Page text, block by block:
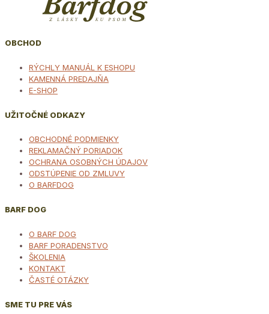
OBCHOD
RÝCHLY MANUÁL K ESHOPU
KAMENNÁ PREDAJŇA
E-SHOP
UŽITOČNÉ ODKAZY
OBCHODNÉ PODMIENKY
REKLAMAČNÝ PORIADOK
OCHRANA OSOBNÝCH ÚDAJOV
ODSTÚPENIE OD ZMLUVY
O BARFDOG
BARF DOG
O BARF DOG
BARF PORADENSTVO
ŠKOLENIA
KONTAKT
ČASTÉ OTÁZKY
SME TU PRE VÁS